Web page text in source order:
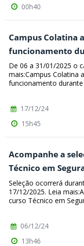
00h40
Campus Colatina
funcionamento
De 06 a 31/01/2025 o
mais:Campus Colatina
funcionamento
17/12/24
15h45
Acompanhe a
Técnico em
Seleção ocorrerá
17/12/2025. Leia
curso Técnico em
06/12/24
13h46